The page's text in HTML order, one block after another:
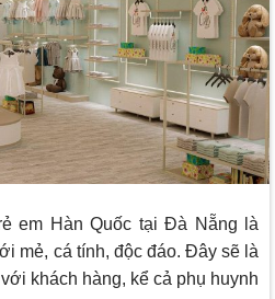
em Hàn Quốc tại Đà Nẵng là
mẻ, cá tính, độc đáo. Đây sẽ là
khách hàng, kể cả phụ huynh